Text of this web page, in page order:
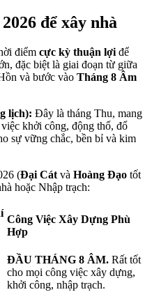
để xây nhà
điểm cực kỳ thuận lợi để
đặc biệt là giai đoạn từ giữa
và bước vào Tháng 8 Âm
lịch): Đây là tháng Thu, mang
khởi công, động thổ, đổ
sự vững chắc, bền bỉ và kim
(Đại Cát và Hoàng Đạo tốt
hoặc Nhập trạch:
Công Việc Xây Dựng Phù
Hợp
ĐẦU THÁNG 8 ÂM. Rất tốt
cho mọi công việc xây dựng,
khởi công, nhập trạch.